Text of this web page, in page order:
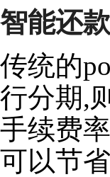
智能还
传统的
行分期,
手续费
可以节